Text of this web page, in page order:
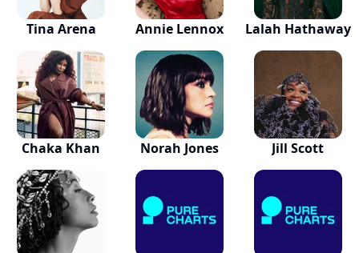
Tina Arena Annie Lennox Lalah Hathaway
Chaka Khan Norah Jones Jill Scott